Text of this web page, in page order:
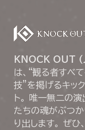
KNOCK OUT (
は、“観る者すべ
技”を掲げるキッ
ト。 唯一無二の
たちの魂がぶつか
り出します。 ぜひ